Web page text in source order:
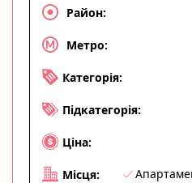
Район:
Метро:
Категорія:
Підкатегорія:
Ціна:
Місця: